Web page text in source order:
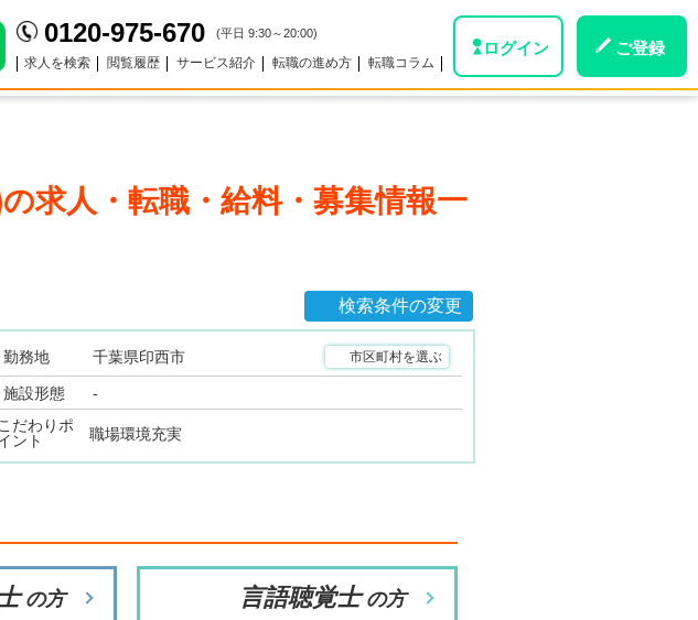
0120-975-670 (平日 9:30～20:00)
求人を検索 閲覧履歴 サービス紹介 転職の進め方 転職コラム
ログイン ご登録
の求人・転職・給料・募集情報一
検索条件の変更
勤務地 千葉県印西市 市区町村を選ぶ
施設形態 -
こだわりポ
ント
職場環境充実
の方 言語聴覚士 の方